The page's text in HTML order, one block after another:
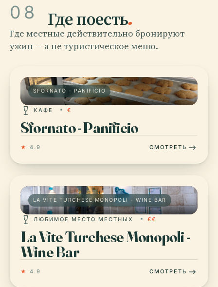
08 Где поесть.
Где местные действительно бронируют
ужин — а не туристическое меню.
SFORNATO - PANIFICIO
КАФЕ €
Sfornato - Panificio
★ 4.9 СМОТРЕТЬ
LA VITE TURCHESE MONOPOLI - WINE BAR
ЛЮБИМОЕ МЕСТО МЕСТНЫХ €€
La Vite Turchese Monopoli -
Wine Bar
★ 4.9 СМОТРЕТЬ